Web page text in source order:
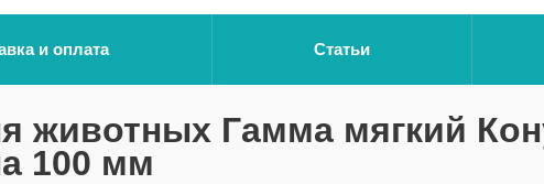
и оплата Статьи
животных Гамма мягкий
100 мм